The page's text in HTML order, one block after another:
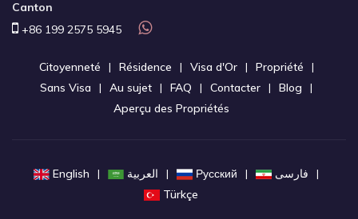
Canton
+86 199 2575 5945
Citoyenneté Résidence Visa d'Or
Propriété
Sans Visa
Au sujet FAQ Contacter
Blog
Aperçu des Propriétés
English العربية Русский
فارسی
Türkçe